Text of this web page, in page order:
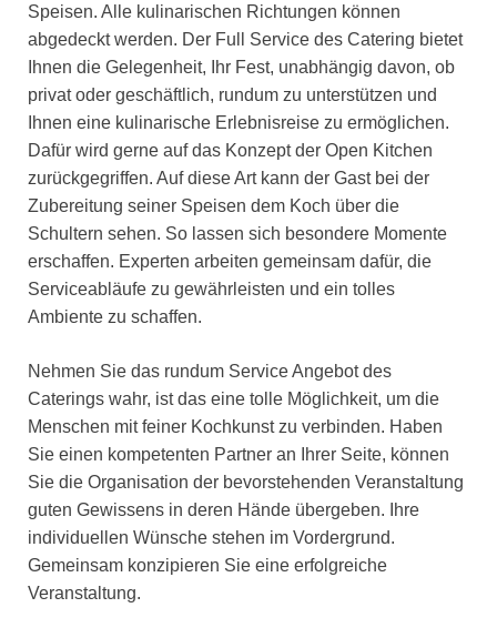
Speisen. Alle kulinarischen Richtungen können
abgedeckt werden. Der Full Service des Catering bietet
Ihnen die Gelegenheit, Ihr Fest, unabhängig davon, ob
privat oder geschäftlich, rundum zu unterstützen und
Ihnen eine kulinarische Erlebnisreise zu ermöglichen.
Dafür wird gerne auf das Konzept der Open Kitchen
zurückgegriffen. Auf diese Art kann der Gast bei der
Zubereitung seiner Speisen dem Koch über die
Schultern sehen. So lassen sich besondere Momente
erschaffen. Experten arbeiten gemeinsam dafür, die
Serviceabläufe zu gewährleisten und ein tolles
Ambiente zu schaffen.
Nehmen Sie das rundum Service Angebot des
Caterings wahr, ist das eine tolle Möglichkeit, um die
Menschen mit feiner Kochkunst zu verbinden. Haben
Sie einen kompetenten Partner an Ihrer Seite, können
Sie die Organisation der bevorstehenden Veranstaltung
guten Gewissens in deren Hände übergeben. Ihre
individuellen Wünsche stehen im Vordergrund.
Gemeinsam konzipieren Sie eine erfolgreiche
Veranstaltung.